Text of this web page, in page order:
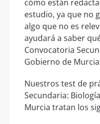
cómo están
estudio, ya que no
algo que no es
ayudará a saber
Convocatoria
Gobierno de
Nuestros test de
Secundaria:
Murcia tratan los